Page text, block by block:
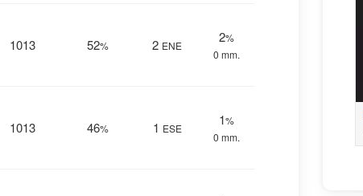
1013 52% 2 ENE
2%
0 mm.
1013 46% 1 ESE
1%
0 mm.